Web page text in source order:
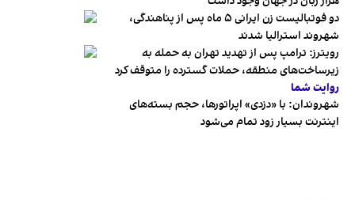
دو فوتبالیست زن ایرانی ۵ ماه پس از پناهندگی،
شهروند استرالیا شدند
رویترز: ترامپ پس از تهدید تهران به حمله به
زیرساخت‌های منطقه، حملات گسترده را متوقف کرد
روایت شما
شهروندان:‌ با «دزدی» اپراتورها، حجم بسته‌های
اینترنت بسیار زود تمام می‌شود